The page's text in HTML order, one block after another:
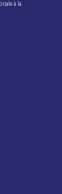
à la